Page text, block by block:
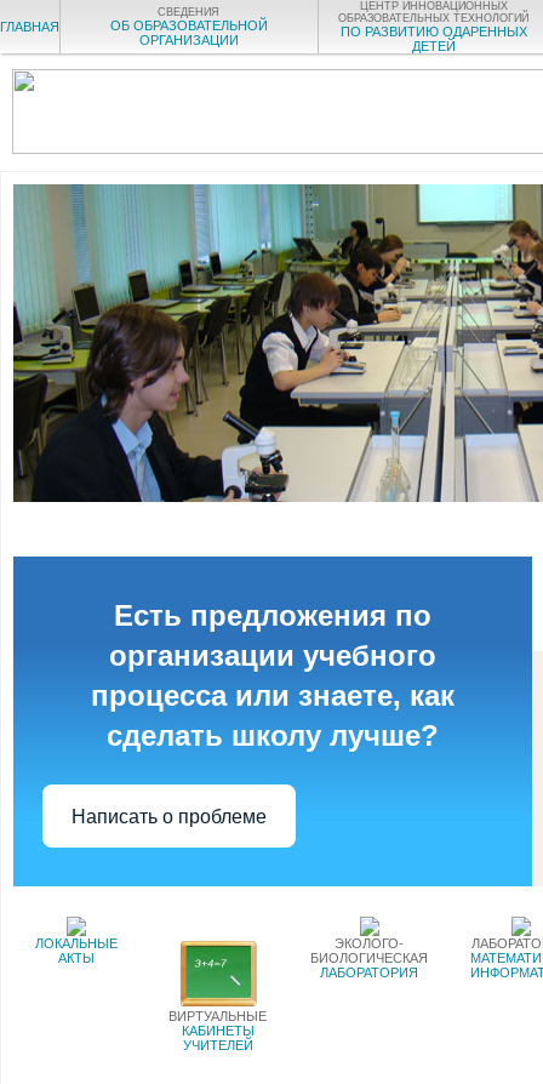
ГЛАВНАЯ
СВЕДЕНИЯ
ОБ ОБРАЗОВАТЕЛЬНОЙ
ОРГАНИЗАЦИИ
ЦЕНТР ИННОВАЦИОННЫХ
ОБРАЗОВАТЕЛЬНЫХ ТЕХНОЛОГИЙ
ПО РАЗВИТИЮ ОДАРЕННЫХ
ДЕТЕЙ
Есть предложения по
организации учебного
процесса или знаете, как
сделать школу лучше?
Написать о проблеме
ЛОКАЛЬНЫЕ
АКТЫ
ВИРТУАЛЬНЫЕ
КАБИНЕТЫ
УЧИТЕЛЕЙ
ЭКОЛОГО-
БИОЛОГИЧЕСКАЯ
ЛАБОРАТОРИЯ